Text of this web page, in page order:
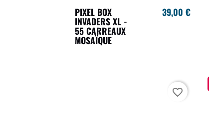
PIXEL BOX
INVADERS XL -
55 CARREAUX
MOSAÏQUE
39,00 €
favorite_border